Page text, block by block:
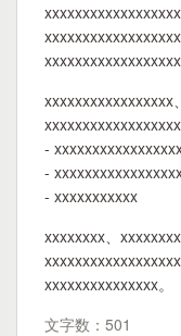
xxxxxxxxxxxxxxxxx、
-
-
- xxxxxxxxxxx
xxxxxxxx、
xxxxxxxxxxxxxxx。
文字数：501